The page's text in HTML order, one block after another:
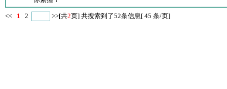
<< 1 2 >>[共2页] 共搜索到了52条信息[ 45 条/页]